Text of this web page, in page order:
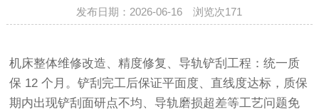
发布日期：2026-06-16 浏览次171
机床整体维修改造、精度修复、导轨铲刮工程：统一质
保 12 个月。铲刮完工后保证平面度、直线度达标，质保
期内出现铲刮面研点不均、导轨磨损超差等工艺问题免